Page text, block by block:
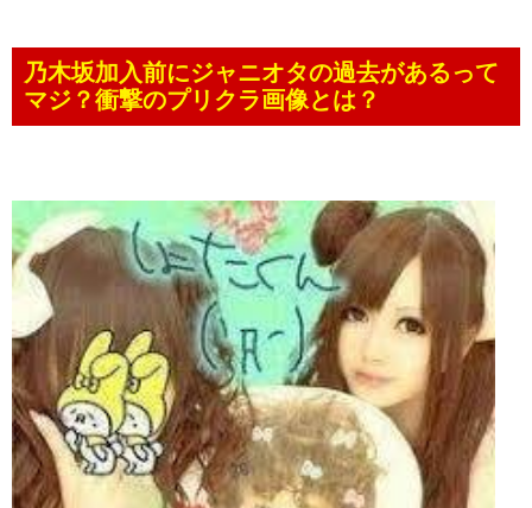
乃木坂加入前にジャニオタの過去があるって
マジ？衝撃のプリクラ画像とは？